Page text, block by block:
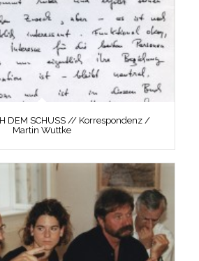
DEM SCHUSS // Korrespondenz /
Martin Wuttke